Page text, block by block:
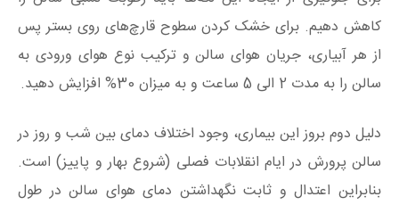
کاهش دهیم. برای خشک کردن سطوح قارچ‌های روی بستر پس
از هر آبیاری، جریان هوای سالن و ترکیب نوع هوای ورودی به
سالن را به مدت 2 الی 5 ساعت و به میزان 30% افزایش دهید.
دلیل دوم بروز این بیماری، وجود اختلاف دمای بین شب و روز در
سالن پرورش در ایام انقلابات فصلی (شروع بهار و پاییز) است.
بنابراین اعتدال و ثابت نگهداشتن دمای هوای سالن در طول